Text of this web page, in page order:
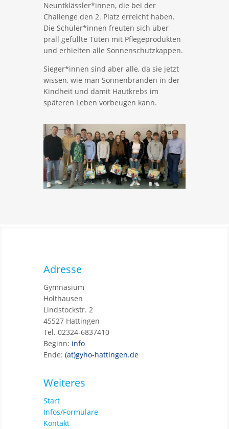
Neuntklässler*innen, die bei der
Challenge den 2. Platz erreicht haben.
Die Schüler*innen freuten sich über
prall gefüllte Tüten mit Pflegeprodukten
und erhielten alle Sonnenschutzkappen.
Sieger*innen sind aber alle, da sie jetzt
wissen, wie man Sonnenbränden in der
Kindheit und damit Hautkrebs im
späteren Leben vorbeugen kann.
Adresse
Gymnasium
Holthausen
Lindstockstr. 2
45527 Hattingen
Tel. 02324-6837410
Beginn: info
Ende: (at)gyho-hattingen.de
Weiteres
Start
Infos/Formulare
Kontakt